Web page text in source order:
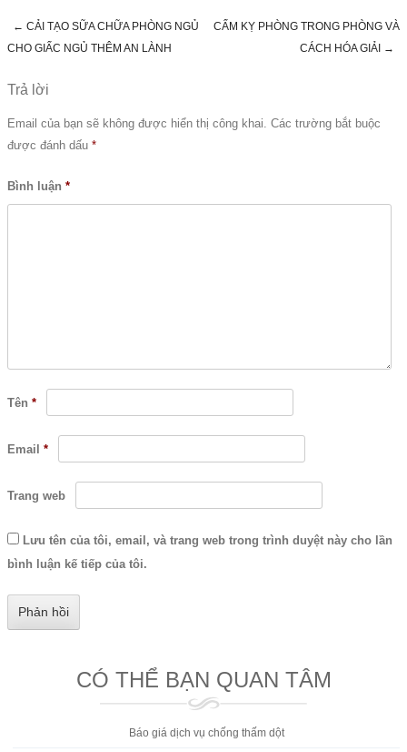
Post navigation
← CẢI TẠO SỮA CHỮA PHÒNG NGỦ
CHO GIẤC NGỦ THÊM AN LÀNH
CẤM KỴ PHÒNG TRONG PHÒNG VÀ
CÁCH HÓA GIẢI →
Trả lời
Email của bạn sẽ không được hiển thị công khai. Các trường bắt buộc
được đánh dấu *
Bình luận *
Tên *
Email *
Trang web
Lưu tên của tôi, email, và trang web trong trình duyệt này cho lần
bình luận kế tiếp của tôi.
CÓ THỂ BẠN QUAN TÂM
Báo giá dịch vụ chống thấm dột